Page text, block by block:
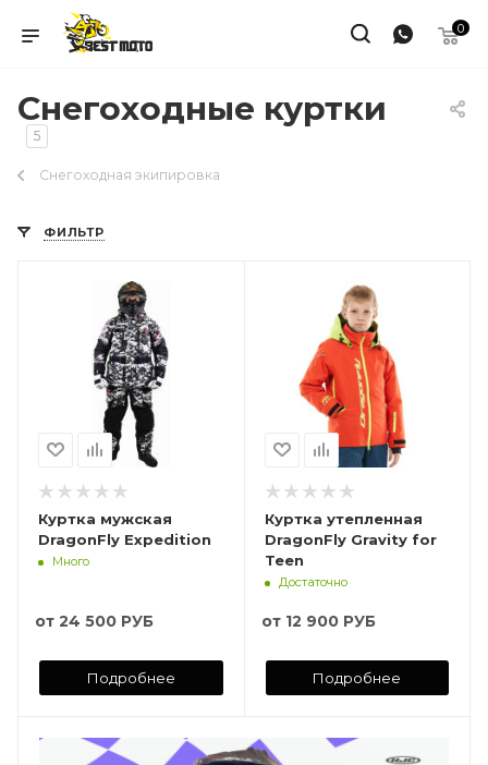
0
Снегоходные куртки
5
Снегоходная экипировка
ФИЛЬТР
Куртка мужская
DragonFly Expedition
Много
от 24 500 РУБ
Подробнее
Куртка утепленная
DragonFly Gravity for
Teen
Достаточно
от 12 900 РУБ
Подробнее